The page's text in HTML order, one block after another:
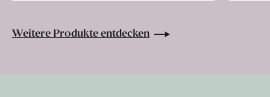
Weitere Produkte entdecken